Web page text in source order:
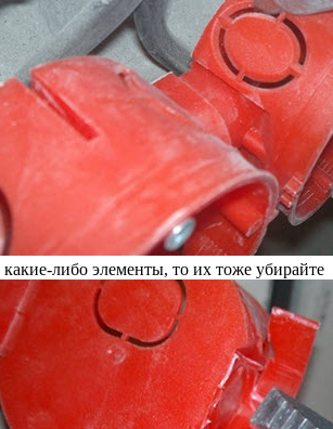
либо элементы, то их тоже убирайте